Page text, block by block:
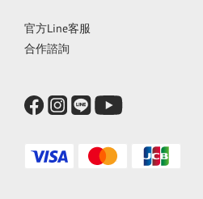
官方Line客服
合作諮詢